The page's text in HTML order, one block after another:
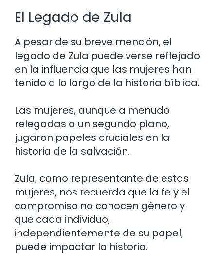
El Legado de Zula
A pesar de su breve mención, el
legado de Zula puede verse reflejado
en la influencia que las mujeres han
tenido a lo largo de la historia bíblica.
Las mujeres, aunque a menudo
relegadas a un segundo plano,
jugaron papeles cruciales en la
historia de la salvación.
Zula, como representante de estas
mujeres, nos recuerda que la fe y el
compromiso no conocen género y
que cada individuo,
independientemente de su papel,
puede impactar la historia.